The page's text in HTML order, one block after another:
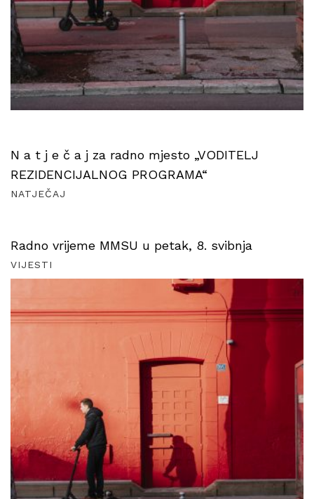
N a t j e č a j za radno mjesto „VODITELJ
REZIDENCIJALNOG PROGRAMA“
NATJEČAJ
Radno vrijeme MMSU u petak, 8. svibnja
VIJESTI